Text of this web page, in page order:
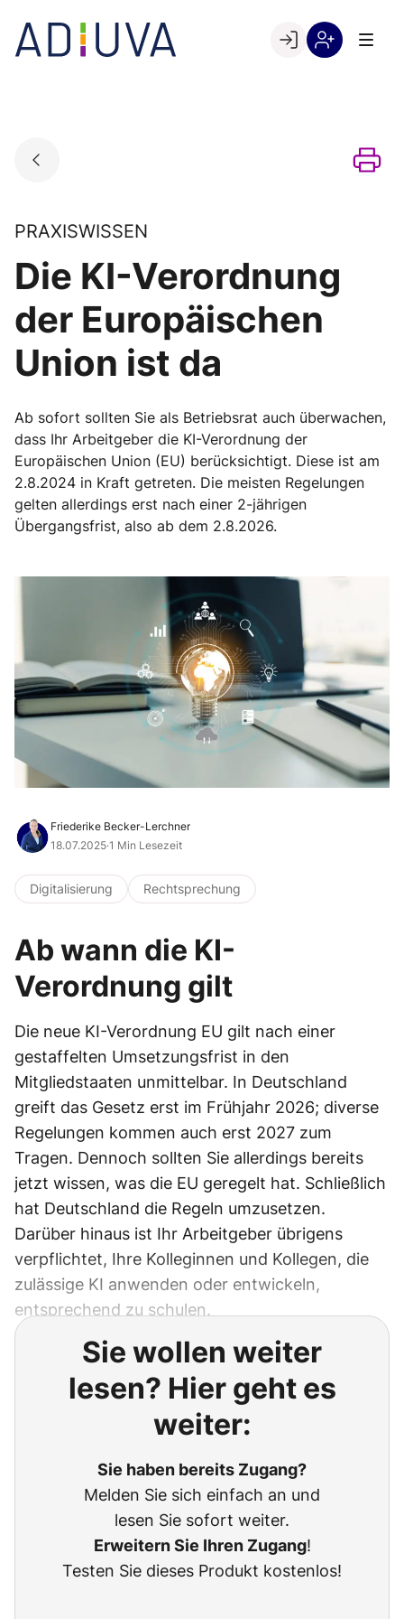
content
Go to landing page.
PRAXISWISSEN
Die KI-Verordnung
der Europäischen
Union ist da
Ab sofort sollten Sie als Betriebsrat auch überwachen,
dass Ihr Arbeitgeber die KI-Verordnung der
Europäischen Union (EU) berücksichtigt. Diese ist am
2.8.2024 in Kraft getreten. Die meisten Regelungen
gelten allerdings erst nach einer 2-jährigen
Übergangsfrist, also ab dem 2.8.2026.
Friederike Becker-Lerchner
18.07.2025·1 Min Lesezeit
Digitalisierung Rechtsprechung
Ab wann die KI-
Verordnung gilt
Die neue KI-Verordnung EU gilt nach einer
gestaffelten Umsetzungsfrist in den
Mitgliedstaaten unmittelbar. In Deutschland
greift das Gesetz erst im Frühjahr 2026; diverse
Regelungen kommen auch erst 2027 zum
Tragen. Dennoch sollten Sie allerdings bereits
jetzt wissen, was die EU geregelt hat. Schließlich
hat Deutschland die Regeln umzusetzen.
Darüber hinaus ist Ihr Arbeitgeber übrigens
verpflichtet, Ihre Kolleginnen und Kollegen, die
zulässige KI anwenden oder entwickeln,
entsprechend zu schulen.
Sie wollen weiter
lesen? Hier geht es
weiter:
Sie haben bereits Zugang?
Melden Sie sich einfach an und
lesen Sie sofort weiter.
Erweitern Sie Ihren Zugang!
Testen Sie dieses Produkt kostenlos!